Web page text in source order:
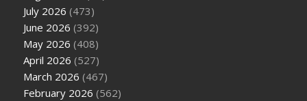
July 2026 (473)
June 2026 (392)
May 2026 (408)
April 2026 (527)
March 2026 (467)
February 2026 (562)